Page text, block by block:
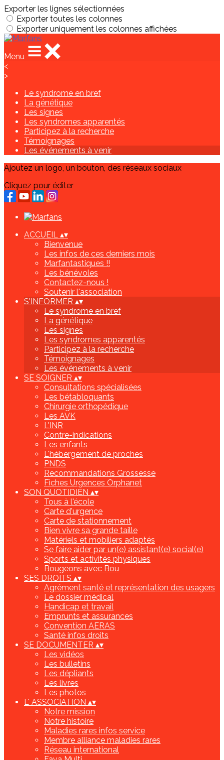
Exporter les lignes sélectionnées
Exporter toutes les colonnes
Exporter uniquement les colonnes affichées
Menu
<
>
Le syndrome en bref
La génétique
Les signes
Les syndromes apparentés
Participez à la recherche
Témoignages
Les événements à venir
Ajoutez un logo, un bouton, des réseaux sociaux
Cliquez pour éditer
ACCUEIL ▴▾
Bienvenue
Les infos de ces derniers mois
Marfantastiques !!
Les bénévoles
Contactez-nous !
Soutenir l'association
S'INFORMER ▴▾
Le syndrome en bref
La génétique
Les signes
Les syndromes apparentés
Participez à la recherche
Témoignages
Les événements à venir
SE SOIGNER ▴▾
Consultations spécialisées
Les bétabloquants
Chirurgie orthopédique
Les AVK
L'INR
Contre-indications
Les enfants
L'hébergement de proches
PNDS
Recommandations Grossesse
Fiches Urgences Orphanet
SON QUOTIDIEN ▴▾
Tous à l'école
Carte d'urgence
Carte de stationnement
Bien vivre sa grande taille
Matériels et mobiliers adaptés
Se faire aider par un(e) assistant(e) social(e)
Sports et activités physiques
Bougeons avec Bou
SES DROITS ▴▾
Agrément santé et représentation des usagers
Le dossier médical
Handicap et travail
Emprunts et assurances
Convention AERAS
Santé infos droits
SE DOCUMENTER ▴▾
Les vidéos
Les bulletins
Les dépliants
Les livres
Les photos
L' ASSOCIATION ▴▾
Notre mission
Notre histoire
Maladies rares infos service
Membre alliance maladies rares
Réseau international